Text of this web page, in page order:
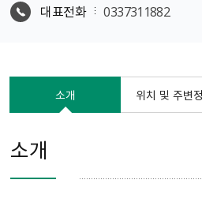
대표전화
0337311882
소개 위치 및 주변
소개